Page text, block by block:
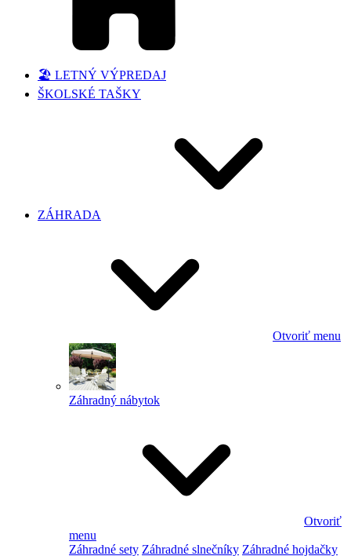
🏖️ LETNÝ VÝPREDAJ
ŠKOLSKÉ TAŠKY
ZÁHRADA
Otvoriť menu
Záhradný nábytok
Otvoriť
menu
Záhradné sety Záhradné slnečníky Záhradné hojdačky